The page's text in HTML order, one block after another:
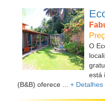
O
está
(B&B) oferece ... + Detalhes